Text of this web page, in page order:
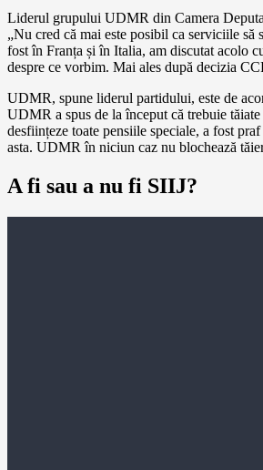
Liderul grupului UDMR din Camera
„Nu cred că mai este posibil ca serviciile
fost în Franța și în Italia, am discutat acolo
despre ce vorbim. Mai ales după decizia
UDMR, spune liderul partidului, este de
UDMR a spus de la început că trebuie
desființeze toate pensiile speciale, a fost
asta. UDMR în niciun caz nu blochează
A fi sau a nu fi SIIJ?